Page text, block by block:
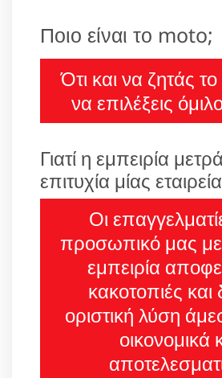
Ποιο είναι το moto;
Ότι και να ζητάς
να επιλέξεις
Γιατί η εμπειρία
επιτυχία μίας
Οι
προσωπικό μας με
εμπειρία
κακοτοπιές και
οριστική λύση
οικονομικά